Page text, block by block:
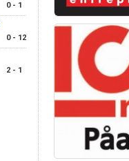
0 - 1
0 - 12
2 - 1